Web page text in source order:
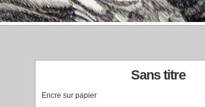
Sans titre
Encre sur papier